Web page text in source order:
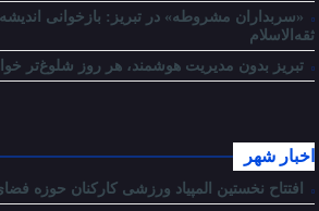
«سربداران مشروطه» در تبریز: بازخوانی
ثقه‌الاسلام
تبریز بدون مدیریت هوشمند، هر روز شلوغ‌تر
اخبار شهر
افتتاح نخستین المپیاد ورزشی کارکنان حوزه